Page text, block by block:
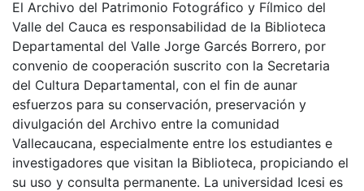
El Archivo del Patrimonio Fotográfico y Fílmico del
Valle del Cauca es responsabilidad de la Biblioteca
Departamental del Valle Jorge Garcés Borrero, por
convenio de cooperación suscrito con la Secretaria
del Cultura Departamental, con el fin de aunar
esfuerzos para su conservación, preservación y
divulgación del Archivo entre la comunidad
Vallecaucana, especialmente entre los estudiantes e
investigadores que visitan la Biblioteca, propiciando el
su uso y consulta permanente. La universidad Icesi es